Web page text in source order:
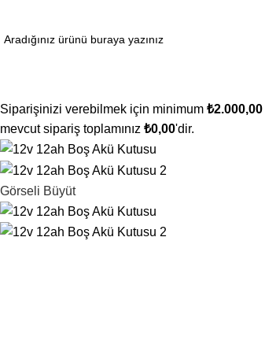
Siparişinizi verebilmek için minimum ₺2.000,00
mevcut sipariş toplamınız ₺0,00'dir.
Görseli Büyüt